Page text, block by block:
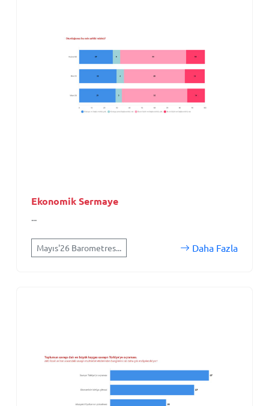
Ekonomik Sermaye
...
Mayıs'26 Barometres... Daha Fazla